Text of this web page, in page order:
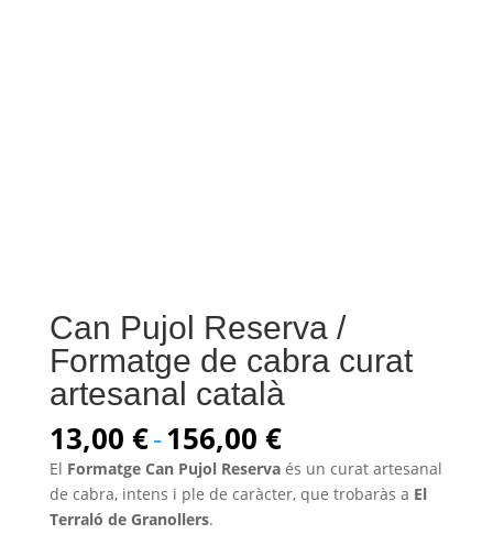
Can Pujol Reserva /
Formatge de cabra curat
artesanal català
13,00 €-156,00 €Rango
de
precios:
desde
El Formatge Can Pujol Reservaés un curat artesanal
de cabra, intens i ple de caràcter, que trobaràs a El
Terraló de Granollers.